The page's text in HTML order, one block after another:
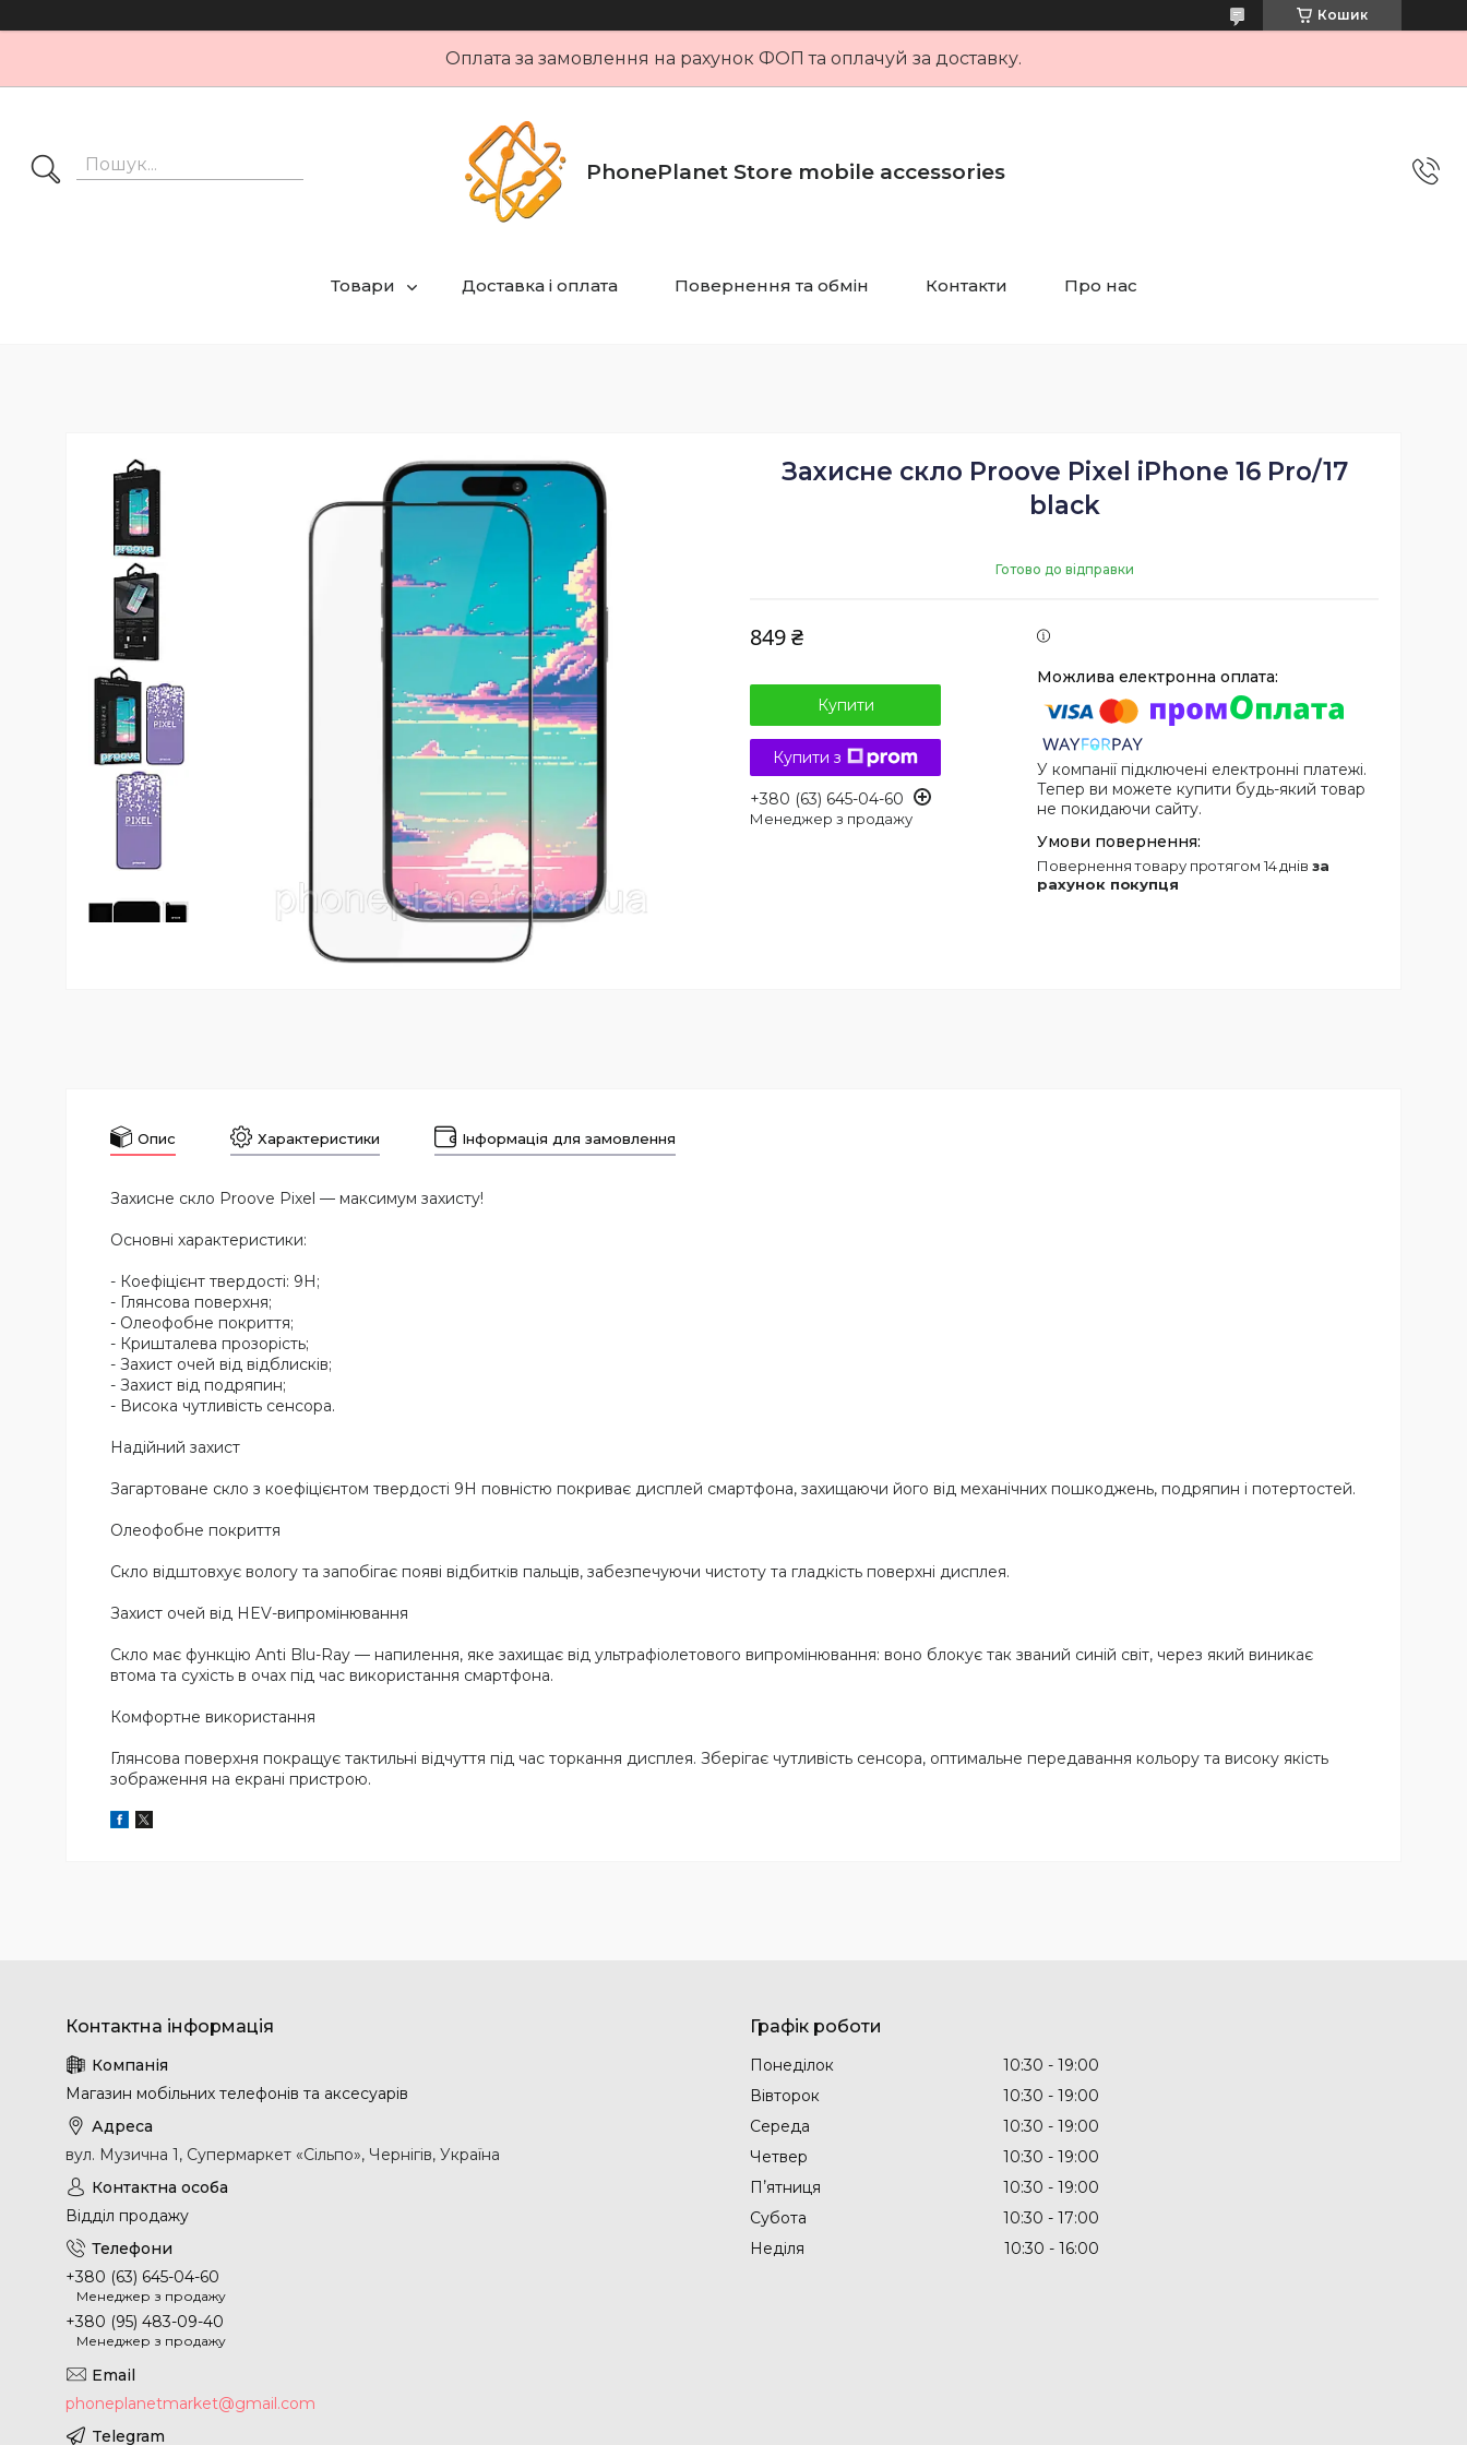
Кошик
Оплата за замовлення на рахунок ФОП та оплачуй за доставку.
PhonePlanet Store mobile accessories
Товари Доставка і оплата Повернення та обмін Контакти Про нас
Захисне скло Proove Pixel iPhone 16 Pro/17
black
Готово до відправки
849 ₴
Купити
Купити з
+380 (63) 645-04-60
Менеджер з продажу
У компанії підключені електронні платежі.
Тепер ви можете купити будь-який товар
не покидаючи сайту.
повернення товару протягом 14 днів за
рахунок покупця
Опис Характеристики Інформація для замовлення
Захисне скло Proove Pixel — максимум захисту!
Основні характеристики:
- Коефіцієнт твердості: 9Н;
- Глянсова поверхня;
- Олеофобне покриття;
- Кришталева прозорість;
- Захист очей від відблисків;
- Захист від подряпин;
- Висока чутливість сенсора.
Надійний захист
Загартоване скло з коефіцієнтом твердості 9H повністю покриває дисплей смартфона, захищаючи його від механічних пошкоджень, подряпин і потертостей.
Олеофобне покриття
Скло відштовхує вологу та запобігає появі відбитків пальців, забезпечуючи чистоту та гладкість поверхні дисплея.
Захист очей від HEV-випромінювання
Скло має функцію Anti Blu-Ray — напилення, яке захищає від ультрафіолетового випромінювання: воно блокує так званий синій світ, через який виникає
втома та сухість в очах під час використання смартфона.
Комфортне використання
Глянсова поверхня покращує тактильні відчуття під час торкання дисплея. Зберігає чутливість сенсора, оптимальне передавання кольору та високу якість
зображення на екрані пристрою.
Магазин мобільних телефонів та аксесуарів
вул. Музична 1, Супермаркет «Сільпо», Чернігів, Україна
Відділ продажу
+380 (63) 645-04-60
Менеджер з продажу
+380 (95) 483-09-40
Менеджер з продажу
phoneplanetmarket@gmail.com
Графік роботи
Понеділок 10:30
19:00
Вівторок
10:30
19:00
Середа
10:30
19:00
Четвер
10:30
19:00
Пʼятниця
10:30
19:00
Субота
10:30
17:00
Неділя
10:30 16:00